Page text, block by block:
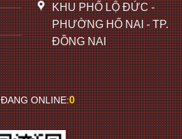
KHU PHỐ LỘ ĐỨC -
PHƯỜNG HỐ NAI - TP.
ĐỒNG NAI
ĐANG ONLINE:0